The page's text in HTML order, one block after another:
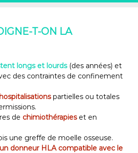
T-ON LA
longs et lourds(des années) et
des contraintes de confinement
hospitalisationspartielles ou totales
de chimiothérapieset en
une greffe de moelle osseuse.
donneur HLA compatible avec le